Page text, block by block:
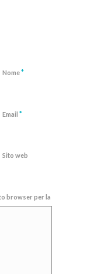
Nome*
Email *
Sito web
browser per la